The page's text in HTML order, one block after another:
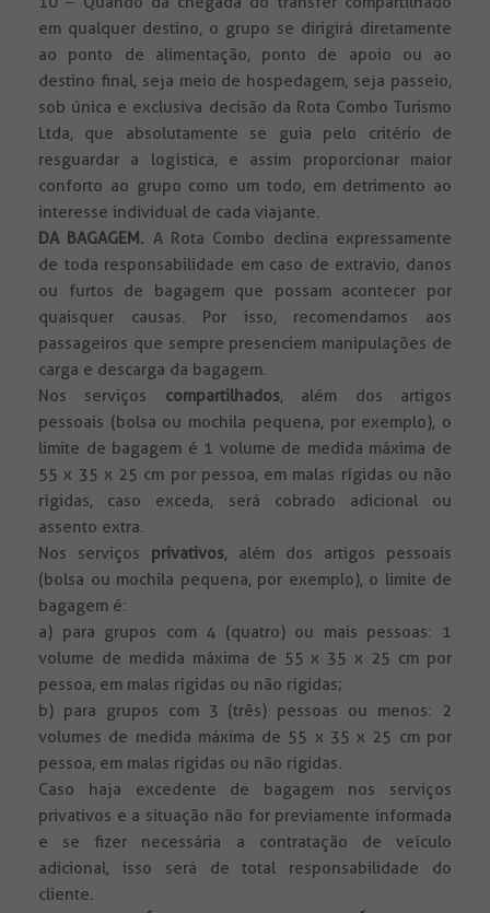
em qualquer destino, o grupo se dirigirá diretamente
ao ponto de alimentação, ponto de apoio ou ao
destino final, seja meio de hospedagem, seja passeio,
sob única e exclusiva decisão da Rota Combo Turismo
Ltda, que absolutamente se guia pelo critério de
resguardar a logística, e assim proporcionar maior
conforto ao grupo como um todo, em detrimento ao
interesse individual de cada viajante.
DA BAGAGEM. A Rota Combo declina expressamente
de toda responsabilidade em caso de extravio, danos
ou furtos de bagagem que possam acontecer por
quaisquer causas. Por isso, recomendamos aos
passageiros que sempre presenciem manipulações de
carga e descarga da bagagem.
Nos serviços compartilhados, além dos artigos
pessoais (bolsa ou mochila pequena, por exemplo), o
limite de bagagem é 1 volume de medida máxima de
55 x 35 x 25 cm por pessoa, em malas rígidas ou não
rígidas, caso exceda, será cobrado adicional ou
assento extra.
Nos serviços privativos, além dos artigos pessoais
(bolsa ou mochila pequena, por exemplo), o limite de
bagagem é:
a) para grupos com 4 (quatro) ou mais pessoas: 1
volume de medida máxima de 55 x 35 x 25 cm por
pessoa, em malas rígidas ou não rígidas;
b) para grupos com 3 (três) pessoas ou menos: 2
volumes de medida máxima de 55 x 35 x 25 cm por
pessoa, em malas rígidas ou não rígidas.
Caso haja excedente de bagagem nos serviços
privativos e a situação não for previamente informada
e se fizer necessária a contratação de veículo
adicional, isso será de total responsabilidade do
cliente.